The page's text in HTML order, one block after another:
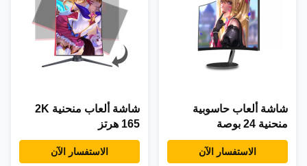
شاشة ألعاب حاسوبية
منحنية 24 بوصة
الاستفسار الآن
شاشة ألعاب منحنية 2K
165 هرتز
الاستفسار الآن